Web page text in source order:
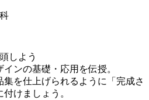
しよう
ンの基礎・応用を伝授。
集を仕上げられるように「完成さ
けましょう。